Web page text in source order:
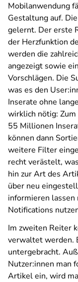
Mobilanwendung
Gestaltung auf.
gelernt. Der erste
der Herzfunktion
werden die
angezeigt sowie
Vorschlägen. Die
was es den
Inserate ohne
wirklich nötig:
55 Millionen
können dann
weitere Filter
recht verästelt,
hin zur Art des
über neu
informieren lassen
Notifications
Im zweiten Reiter
verwaltet werden.
untergebracht.
Nutzer:innen man
Artikel ein, wird